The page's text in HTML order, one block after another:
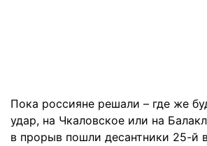
Пока россияне решали – где же
удар, на Чкаловское или на
в прорыв пошли десантники 25-й